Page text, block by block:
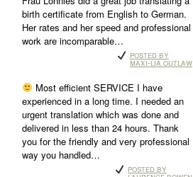
birth certificate from English to German.
Her rates and her speed and professional
work are incomparable…
Posted by
Maxi-Lia Outlaw
Most efficient SERVICE I have
experienced in a long time. I needed an
urgent translation which was done and
delivered in less than 24 hours. Thank
you for the friendly and very professional
way you handled…
Posted by